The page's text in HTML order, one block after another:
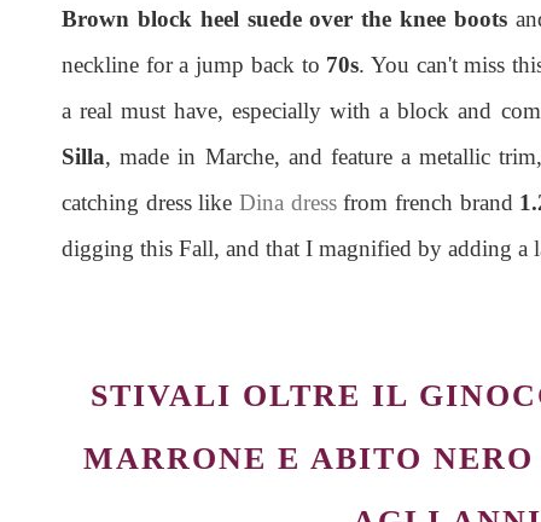
Brown block heel suede over the knee boots
neckline for a jump back to 70s. You can't miss
a real must have, especially with a block and
Silla, made in Marche, and feature a metallic
catching dress like Dina dressfrom french brand
digging this Fall, and that I magnified by adding a
STIVALI OLTRE IL
MARRONE E ABITO